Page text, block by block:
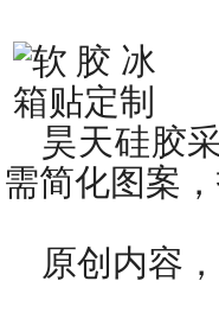
昊天硅胶
需简化图案
原创内容